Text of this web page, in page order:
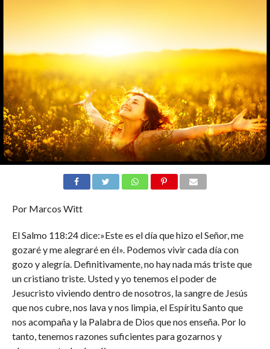
Por Marcos Witt
El Salmo 118:24 dice:»Este es el día que hizo el Señor, me
gozaré y me alegraré en él». Podemos vivir cada día con
gozo y alegría. Definitivamente, no hay nada más triste que
un cristiano triste. Usted y yo tenemos el poder de
Jesucristo viviendo dentro de nosotros, la sangre de Jesús
que nos cubre, nos lava y nos limpia, el Espíritu Santo que
nos acompaña y la Palabra de Dios que nos enseña. Por lo
tanto, tenemos razones suficientes para gozarnos y